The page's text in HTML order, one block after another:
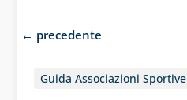
← precedente
Guida Associazioni Sportive